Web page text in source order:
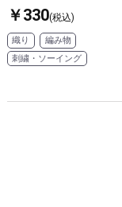
￥330(税込)
織り
編み物
刺繍・ソーイング